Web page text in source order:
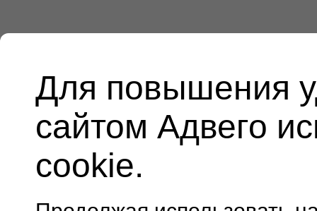
Для повышения
сайтом Адвего
cookie.